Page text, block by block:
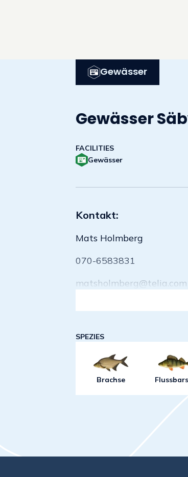
Gewässer
Gewässer
FACILITIES
Gewässer
Kontakt:
Mats Holmberg
070-6583831
matsholmberg@telia.com
SPEZIES
Brachse